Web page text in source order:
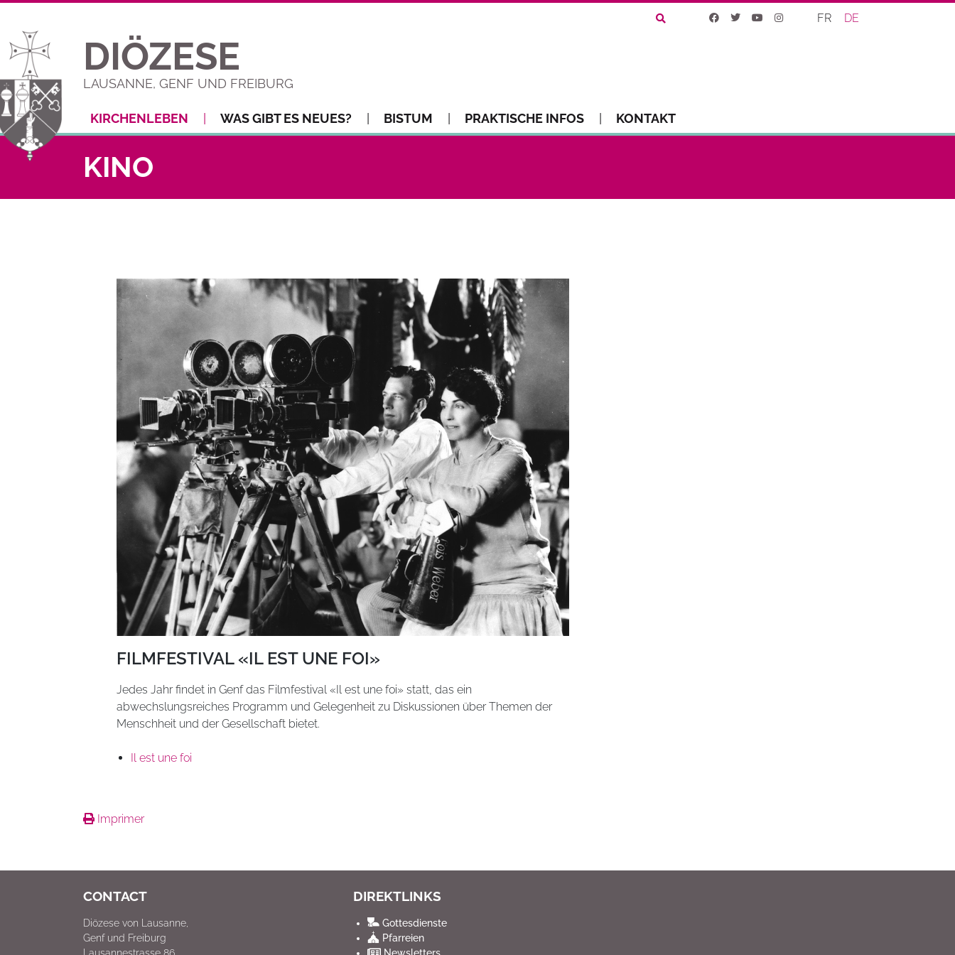
FR DE
DIÖZESE
LAUSANNE, GENF UND FREIBURG
KIRCHENLEBEN WAS GIBT ES NEUES? BISTUM PRAKTISCHE INFOS KONTAKT
KINO
FILMFESTIVAL «IL EST UNE FOI»
Jedes Jahr findet in Genf das Filmfestival «Il est une foi» statt, das ein
abwechslungsreiches Programm und Gelegenheit zu Diskussionen über Themen der
Menschheit und der Gesellschaft bietet.
Il est une foi
Imprimer
CONTACT
Diözese von Lausanne,
Genf und Freiburg
DIREKTLINKS
Gottesdienste
Pfarreien